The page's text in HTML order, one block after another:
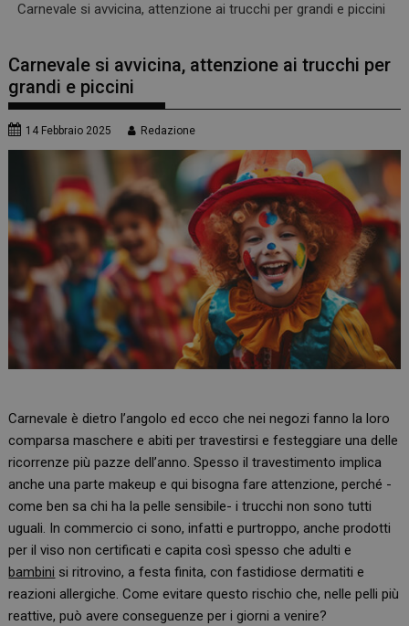
Carnevale si avvicina, attenzione ai trucchi per grandi e piccini
Carnevale si avvicina, attenzione ai trucchi per
grandi e piccini
14 Febbraio 2025 Redazione
Carnevale è dietro l’angolo ed ecco che nei negozi fanno la loro
comparsa maschere e abiti per travestirsi e festeggiare una delle
ricorrenze più pazze dell’anno. Spesso il travestimento implica
anche una parte makeup e qui bisogna fare attenzione, perché -
come ben sa chi ha la pelle sensibile- i trucchi non sono tutti
uguali. In commercio ci sono, infatti e purtroppo, anche prodotti
per il viso non certificati e capita così spesso che adulti e
bambini si ritrovino, a festa finita, con fastidiose dermatiti e
reazioni allergiche. Come evitare questo rischio che, nelle pelli più
reattive, può avere conseguenze per i giorni a venire?